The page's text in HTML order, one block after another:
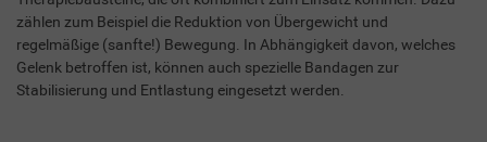
zählen zum Beispiel die Reduktion von Übergewicht und
regelmäßige (sanfte!) Bewegung. In Abhängigkeit davon, welches
Gelenk betroffen ist, können auch spezielle Bandagen zur
Stabilisierung und Entlastung eingesetzt werden.